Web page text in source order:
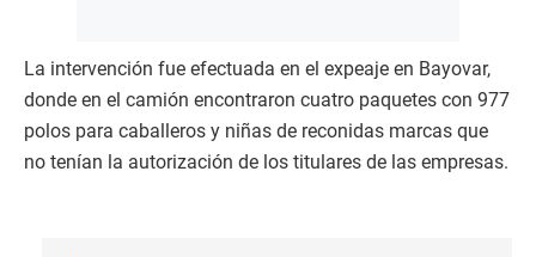
La intervención fue efectuada en el expeaje en Bayovar,
donde en el camión encontraron cuatro paquetes con 977
polos para caballeros y niñas de reconidas marcas que
no tenían la autorización de los titulares de las empresas.